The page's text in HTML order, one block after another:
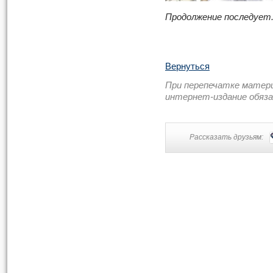
Продолжение последует.
Вернуться
При перепечатке
интернет-издание
Рассказать друзьям: